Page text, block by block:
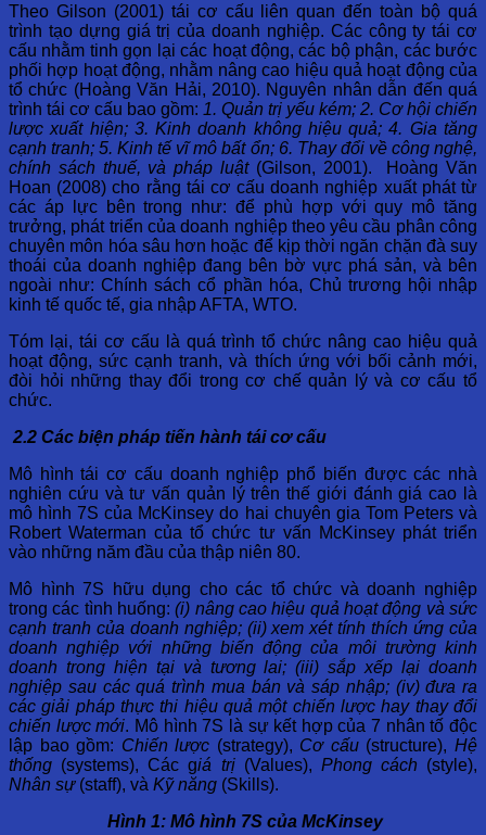
Theo Gilson (2001) tái cơ cấu liên quan đến toàn bộ quá
trình tạo dựng giá trị của doanh nghiệp. Các công ty tái cơ
cấu nhằm tinh gọn lại các hoạt động, các bộ phận, các bước
phối hợp hoạt động, nhằm nâng cao hiệu quả hoạt động của
tổ chức (Hoàng Văn Hải, 2010). Nguyên nhân dẫn đến quá
trình tái cơ cấu bao gồm: 1. Quản trị yếu kém; 2. Cơ hội chiến
lược xuất hiện; 3. Kinh doanh không hiệu quả; 4. Gia tăng
cạnh tranh; 5. Kinh tế vĩ mô bất ổn; 6. Thay đổi về công nghệ,
chính sách thuế, và pháp luật(Gilson, 2001). Hoàng Văn
Hoan (2008) cho rằng tái cơ cấu doanh nghiệp xuất phát từ
các áp lực bên trong như: để phù hợp với quy mô tăng
trưởng, phát triển của doanh nghiệp theo yêu cầu phân công
chuyên môn hóa sâu hơn hoặc để kịp thời ngăn chặn đà suy
thoái của doanh nghiệp đang bên bờ vực phá sản, và bên
ngoài như: Chính sách cổ phần hóa, Chủ trương hội nhập
kinh tế quốc tế, gia nhập AFTA, WTO.
Tóm lại, tái cơ cấu là quá trình tổ chức nâng cao hiệu quả
hoạt động, sức cạnh tranh, và thích ứng với bối cảnh mới,
đòi hỏi những thay đổi trong cơ chế quản lý và cơ cấu tổ
chức.
2.2 Các biện pháp tiến hành tái cơ cấu
Mô hình tái cơ cấu doanh nghiệp phổ biến được các nhà
nghiên cứu và tư vấn quản lý trên thế giới đánh giá cao là
mô hình 7S của McKinsey do hai chuyên gia Tom Peters và
Robert Waterman của tổ chức tư vấn McKinsey phát triển
vào những năm đầu của thập niên 80.
Mô hình 7S hữu dụng cho các tổ chức và doanh nghiệp
trong các tình huống:(i) nâng cao hiệu quả hoạt động và sức
cạnh tranh của doanh nghiệp; (ii) xem xét tính thích ứng của
doanh nghiệp với những biến động của môi trường kinh
doanh trong hiện tại và tương lai; (iii) sắp xếp lại doanh
nghiệp sau các quá trình mua bán và sáp nhập; (iv) đưa ra
các giải pháp thực thi hiệu quả một chiến lược hay thay đổi
chiến lược mới. Mô hình 7S là sự kết hợp của 7 nhân tố độc
lập bao gồm: Chiến lược (strategy), Cơ cấu(structure),Hệ
thống (systems), Các giá trị(Values), Phong cách(style),
Nhân sự(staff), và Kỹ năng (Skills).
Hình 1: Mô hình 7S của McKinsey